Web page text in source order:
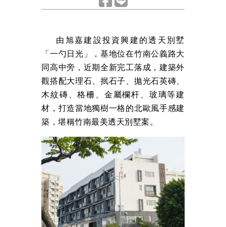
由旭嘉建設投資興建的透天別墅
「一勺日光」，基地位在竹南公義路大
同高中旁，近期全新完工落成，建築外
觀搭配大理石、抿石子、拋光石英磚、
木紋磚、格柵、金屬欄杆、玻璃等建
材，打造當地獨樹一格的北歐風手感建
築，堪稱竹南最美透天別墅案。